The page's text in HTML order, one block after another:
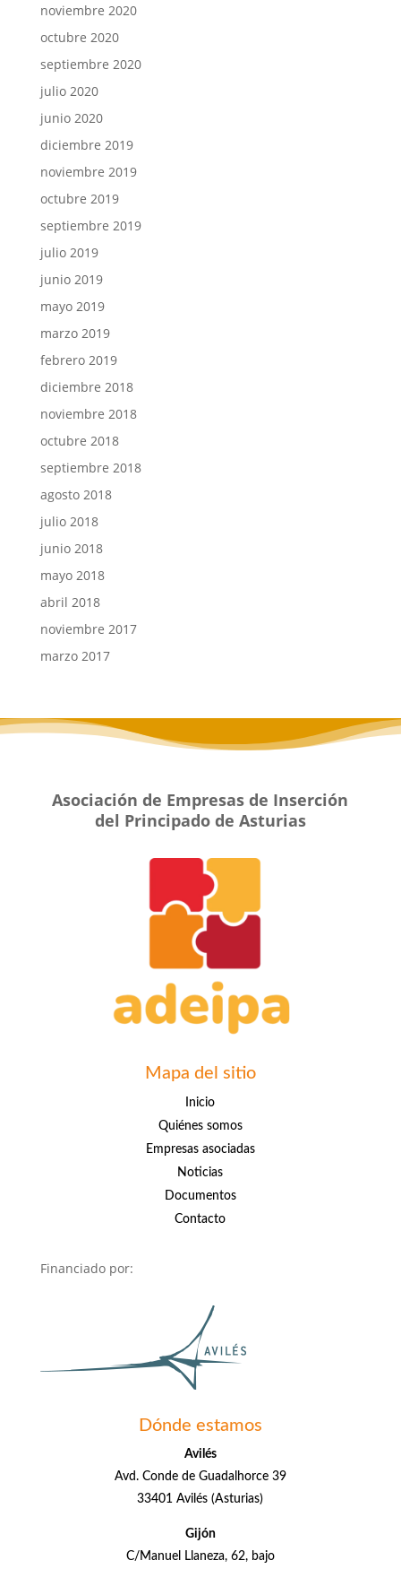
noviembre 2020
octubre 2020
septiembre 2020
julio 2020
junio 2020
diciembre 2019
noviembre 2019
octubre 2019
septiembre 2019
julio 2019
junio 2019
mayo 2019
marzo 2019
febrero 2019
diciembre 2018
noviembre 2018
octubre 2018
septiembre 2018
agosto 2018
julio 2018
junio 2018
mayo 2018
abril 2018
noviembre 2017
marzo 2017
Asociación de Empresas de Inserción
del Principado de Asturias
Mapa del sitio
Inicio
Quiénes somos
Empresas asociadas
Noticias
Documentos
Contacto
Financiado por:
Dónde estamos
Avilés
Avd. Conde de Guadalhorce 39
33401 Avilés (Asturias)
Gijón
C/Manuel Llaneza, 62, bajo